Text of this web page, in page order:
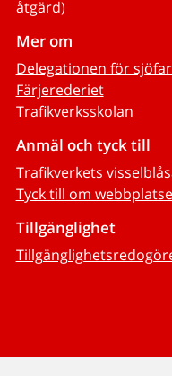
åtgärd)
Mer om
Delegationen för
Färjerederiet
Trafikverksskolan
Anmäl och tyck till
Trafikverkets
Tyck till om
Tillgänglighet